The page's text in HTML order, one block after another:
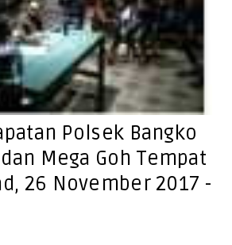
Polsek Bangko
Mega Goh Tempat
26 November 2017 -